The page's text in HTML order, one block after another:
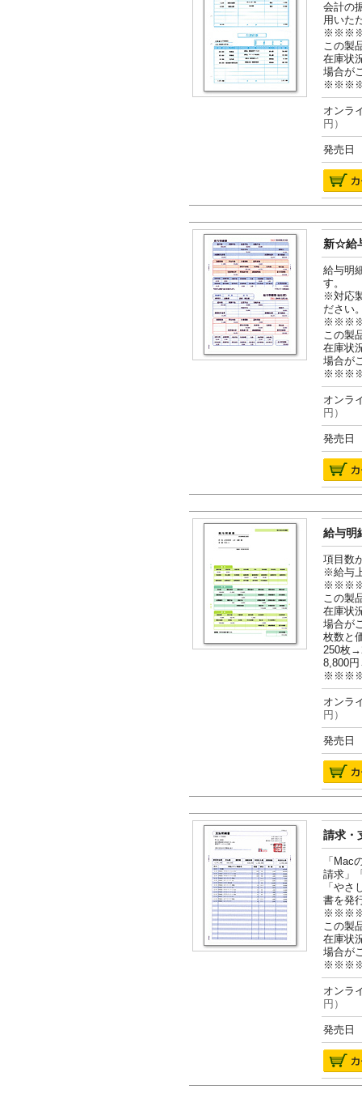
会計の
用いた
この製
在庫状
場合が
オン
円）
発売日
新☆給
給与明
す。
※対応
ださい
この製
在庫状
場合が
オン
円）
発売日
給与明
項目数
※給与
この製
在庫状
場合が
枚数と
250枚
8,800
オン
円）
発売日
請求・
「Mac
請求」
「や
書を発
この製
在庫状
場合が
オン
円）
発売日